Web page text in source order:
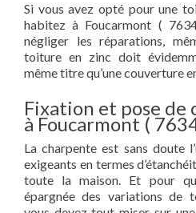
Si vous avez opté pour une
habitez à Foucarmont (
négliger les réparations,
toiture en zinc doit
même titre qu’une couverture
Fixation et pose de
à Foucarmont (
La charpente est sans doute
exigeants en termes
toute la maison. Et pour
épargnée des variations de